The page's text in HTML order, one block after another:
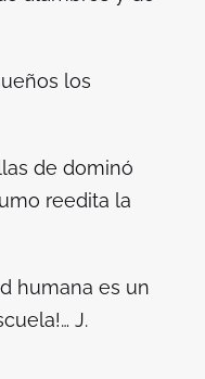
los
de dominó
reedita la
humana es un
J.